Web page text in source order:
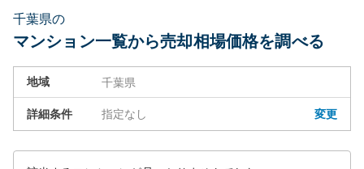
千葉県の
マンション一覧から売却相場価格を調べる
地域 千葉県
詳細条件 指定なし 変更